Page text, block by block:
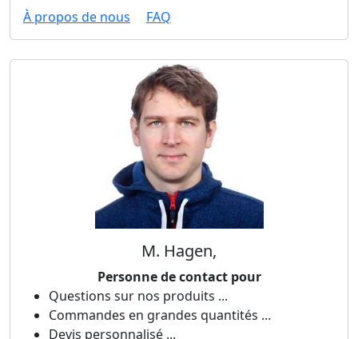
À propos de nous
FAQ
M. Hagen,
Personne de contact pour
Questions sur nos produits ...
Commandes en grandes quantités ...
Devis personnalisé ...